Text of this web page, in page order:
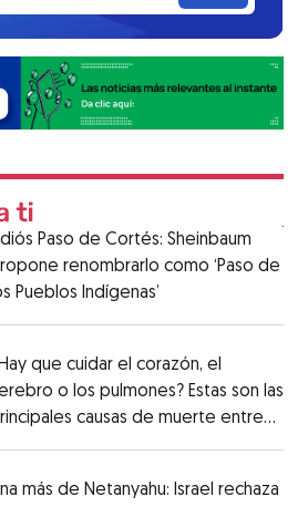
Paso de Cortés: Sheinbaum
renombrarlo como ‘Paso de
Pueblos Indígenas’
que cuidar el corazón, el
o los pulmones? Estas son las
causas de muerte entre
mexicanos
más de Netanyahu: Israel rechaza